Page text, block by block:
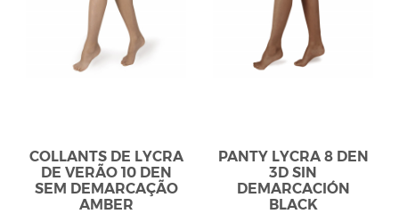
COLLANTS DE LYCRA
DE VERÃO 10 DEN
SEM DEMARCAÇÃO
AMBER
PANTY LYCRA 8 DEN
3D SIN
DEMARCACIÓN
BLACK